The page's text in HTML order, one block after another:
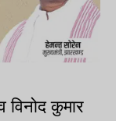
विनोद कुमार